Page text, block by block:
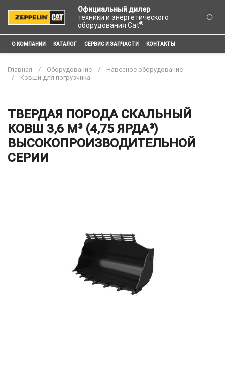
Официальный дилер
техники и энергетического
оборудования Cat®
О КОМПАНИИ КАТАЛОГ СЕРВИС И ЗАПЧАСТИ КОНТАКТЫ
Главная Оборудование
Навесное оборудование
Ковши для погрузчика
ТВЕРДАЯ ПОРОДА СКАЛЬНЫЙ
КОВШ 3,6 М³ (4,75 ЯРДА³)
ВЫСОКОПРОИЗВОДИТЕЛЬНОЙ
СЕРИИ